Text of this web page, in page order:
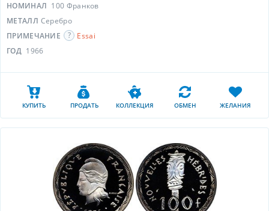
НОМИНАЛ 100 Франков
МЕТАЛЛ Серебро
ПРИМЕЧАНИЕ
Essai
ГОД 1966
КУПИТЬ ПРОДАТЬ КОЛЛЕКЦИЯ ОБМЕН ЖЕЛАНИЯ